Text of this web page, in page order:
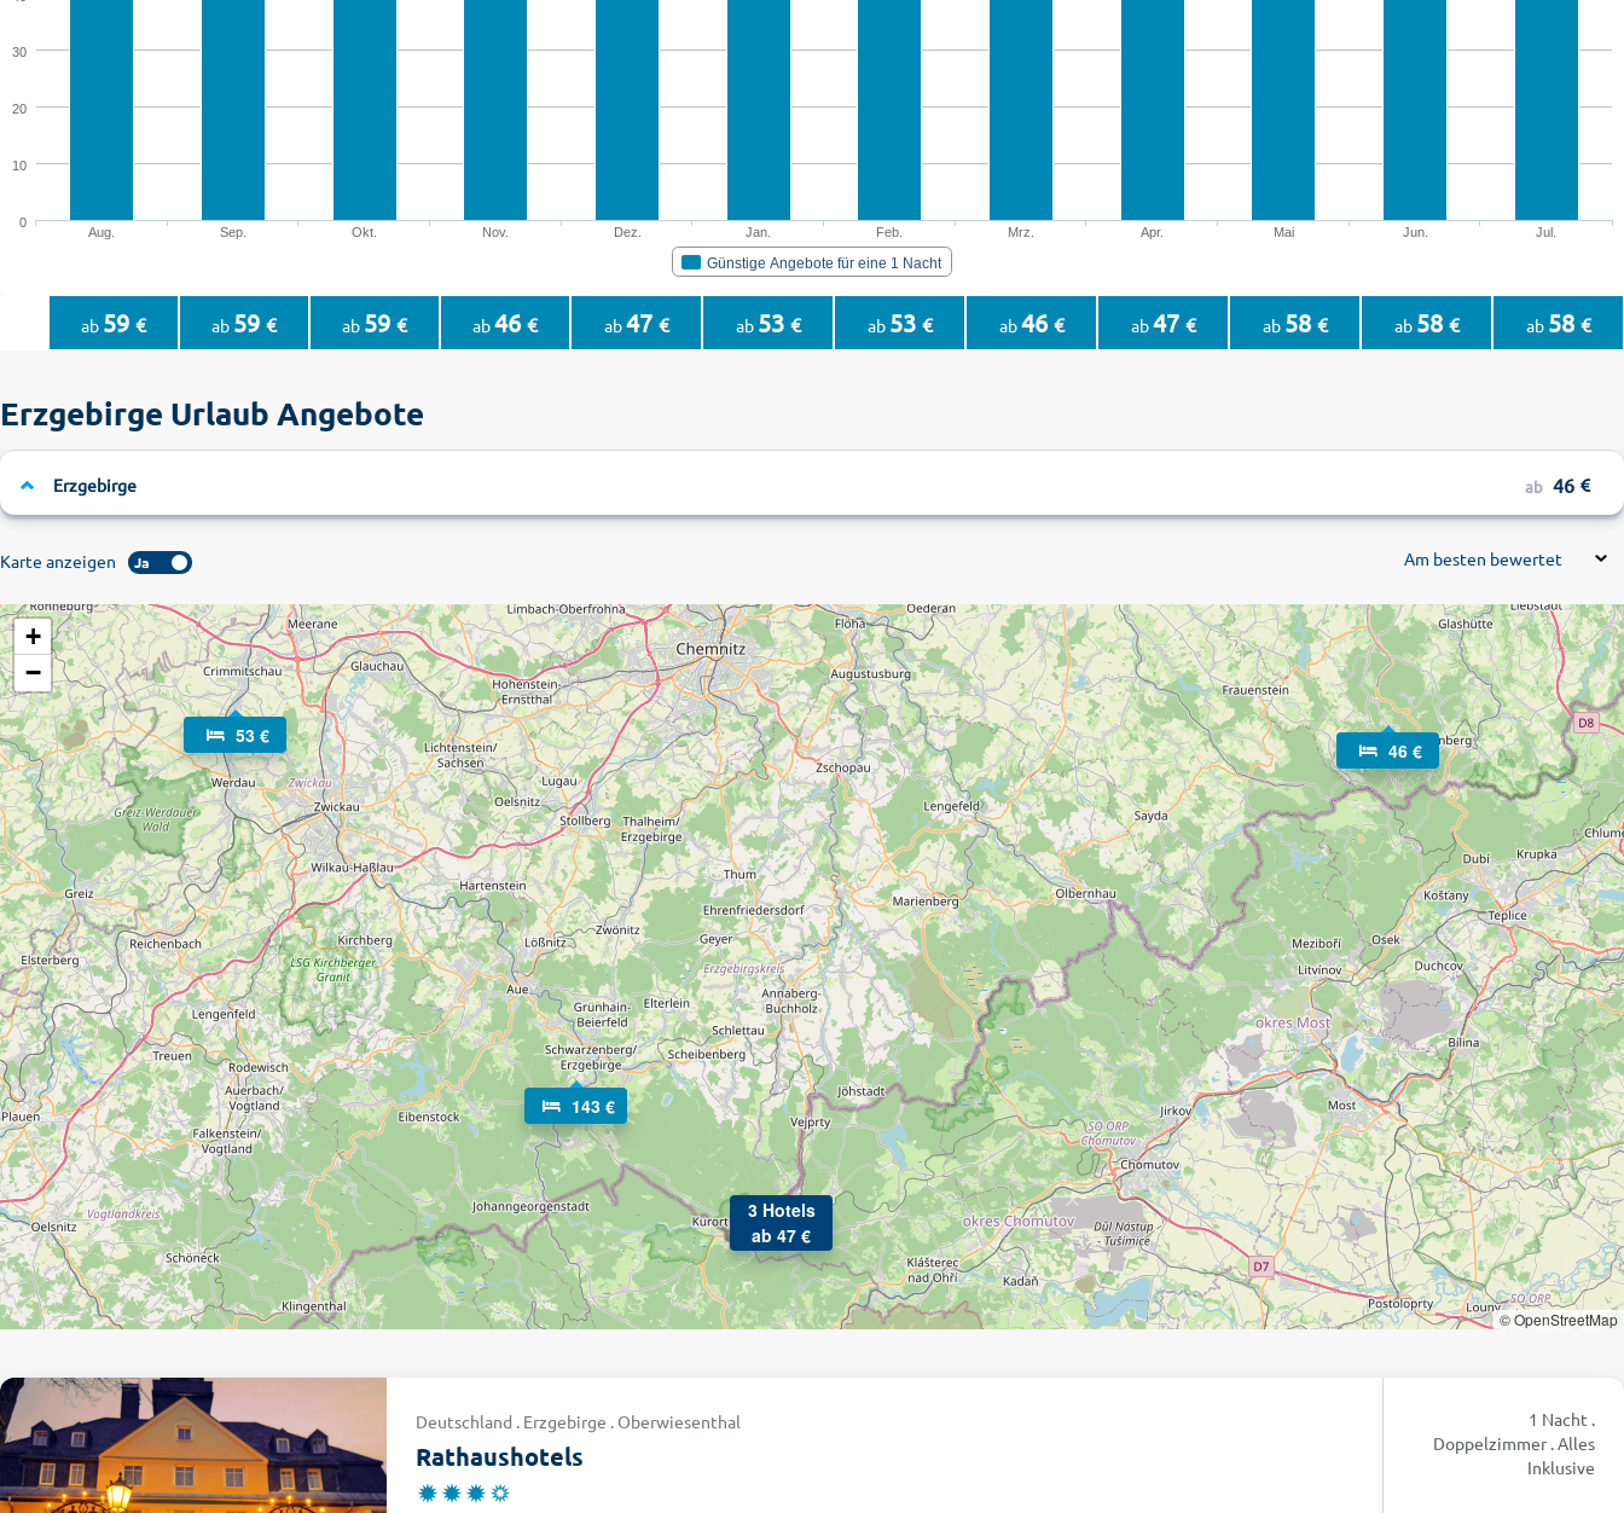
Günstige Angebote für eine 1 Nacht
Aug. Sep. Okt. Nov. Dez. Jan. Feb. Mrz. Apr. Mai Jun. Jul.
0
10
20
30
ab 59 € ab 59 € ab 59 € ab46 € ab47 € ab 53 € ab 53 € ab46 € ab47 € ab 58 € ab 58 € ab 58 €
Erzgebirge Urlaub Angebote
Erzgebirge ab 46
Karte anzeigen Ja Am besten bewertet
46 €
53 €
143 €
3 Hotels
ab 47 €
+
−
© OpenStreetMap
Deutschland . Erzgebirge . Oberwiesenthal
Rathaushotels
1 Nacht .
Doppelzimmer . Alles
Inklusive